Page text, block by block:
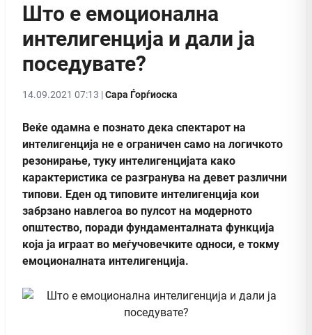
Што е емоционална
интелигенција и дали ја
поседувате?
14.09.2021 07:13 |Сара Ѓорѓиоска
Веќе одамна е познато дека спектарот на
интелигенција не е ограничен само на логичкото
резонирање, туку интелигенцијата како
карактеристика се разгранува на девет различни
типови. Еден од типовите интелигенција кои
забрзано навлегоа во пулсот на модерното
општество, поради фундаменталната функција
која ја играат во меѓучовечките односи, е токму
емоционалната интелигенција.